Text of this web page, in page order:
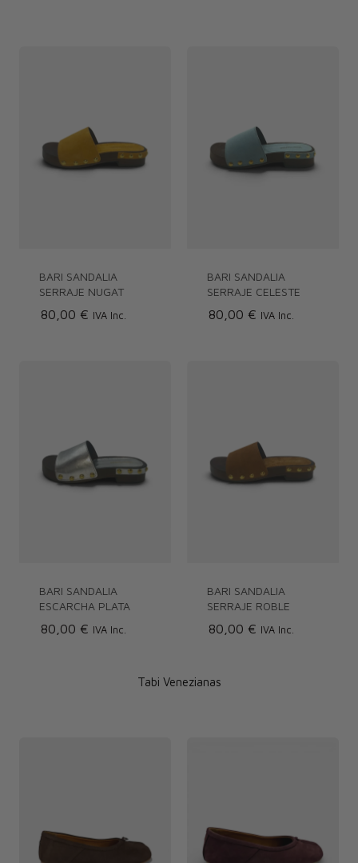
BARI SANDALIA
SERRAJE NUGAT
80,00 € IVA Inc.
BARI SANDALIA
SERRAJE CELESTE
80,00 € IVA Inc.
BARI SANDALIA
ESCARCHA PLATA
80,00 € IVA Inc.
BARI SANDALIA
SERRAJE ROBLE
80,00 € IVA Inc.
Tabi Venezianas